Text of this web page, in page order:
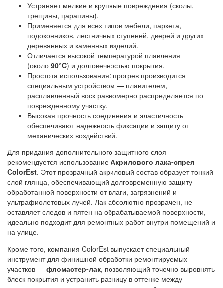
Устраняет мелкие и крупные повреждения (сколы,
трещины, царапины).
Применяется для всех типов мебели, паркета,
подоконников, лестничных ступеней, дверей и других
деревянных и каменных изделий.
Отличается высокой температурой плавления
(около 90°C) и долговечностью покрытия.
Простота использования: прогрев производится
специальным устройством — плавителем,
расплавленный воск равномерно распределяется по
поврежденному участку.
Высокая прочность соединения и эластичность
обеспечивают надежность фиксации и защиту от
механических воздействий.
Для придания дополнительного защитного слоя
рекомендуется использование Акрилового лака-спрея
ColorEst. Этот прозрачный акриловый состав образует тонкий
слой глянца, обеспечивающий долговременную защиту
обработанной поверхности от влаги, загрязнений и
ультрафиолетовых лучей. Лак абсолютно прозрачен, не
оставляет следов и пятен на обрабатываемой поверхности,
идеально подходит для ремонтных работ внутри помещений и
на улице.
Кроме того, компания ColorEst выпускает специальный
инструмент для финишной обработки ремонтируемых
участков — фломастер-лак, позволяющий точечно выровнять
блеск покрытия и устранить разницу в оттенке между